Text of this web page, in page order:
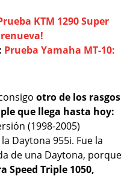
KTM 1290 Super
renueva!
Prueba Yamaha MT-10:
otro de los rasgos
que llega hasta hoy:
(1998-2005)
Daytona 955i. Fue la
de una Daytona, porque
Speed Triple 1050,